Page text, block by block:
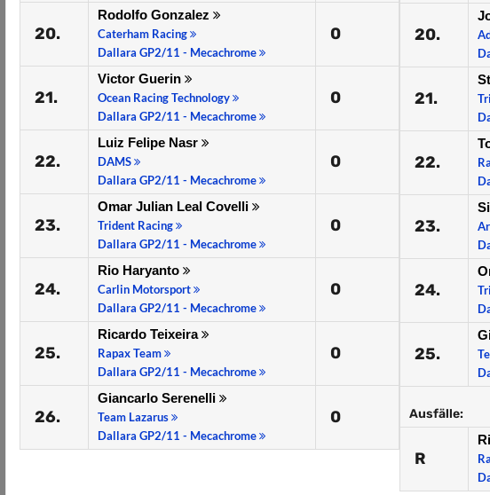
20.
Rodolfo Gonzalez
Caterham Racing
Dallara GP2/11 - Mecachrome
0
21.
Victor Guerin
Ocean Racing Technology
Dallara GP2/11 - Mecachrome
0
22.
Luiz Felipe Nasr
DAMS
Dallara GP2/11 - Mecachrome
0
23.
Omar Julian Leal Covelli
Trident Racing
Dallara GP2/11 - Mecachrome
0
24.
Rio Haryanto
Carlin Motorsport
Dallara GP2/11 - Mecachrome
0
25.
Ricardo Teixeira
Rapax Team
Dallara GP2/11 - Mecachrome
0
26.
Giancarlo Serenelli
Team Lazarus
Dallara GP2/11 - Mecachrome
0
20.
21.
22.
23.
24.
25.
Ausfälle:
R